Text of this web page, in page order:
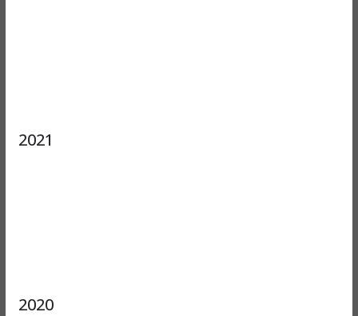
2021
2020